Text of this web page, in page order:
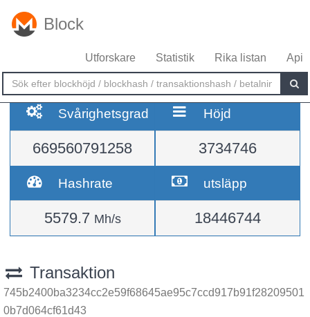
Block
Utforskare Statistik Rika listan Api
Svårighetsgrad
669560791258
Höjd
3734746
Hashrate
5579.7 Mh/s
utsläpp
18446744
Transaktion
745b2400ba3234cc2e59f68645ae95c7ccd917b91f28209501
0b7d064cf61d43